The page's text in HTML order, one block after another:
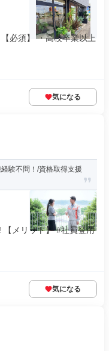
必須】 ・高校卒業以上
気になる
験不問！/資格取得支援
【メリット】 #社員登用
気になる